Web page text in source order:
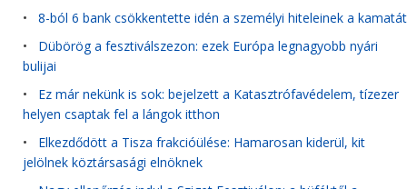
• 8-ból 6 bank csökkentette idén a személyi hiteleinek a kamatát
• Dübörög a fesztiválszezon: ezek Európa legnagyobb nyári
bulijai
• Ez már nekünk is sok: bejelzett a Katasztrófavédelem, tízezer
helyen csaptak fel a lángok itthon
• Elkezdődött a Tisza frakcióülése: Hamarosan kiderül, kit
jelölnek köztársasági elnöknek